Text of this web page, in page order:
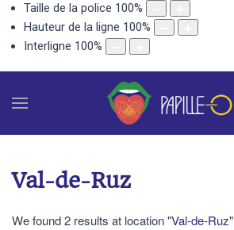
Taille de la police 100%
Hauteur de la ligne 100%
Interligne 100%
Val-de-Ruz
We found 2 results at location "Val-de-Ruz"